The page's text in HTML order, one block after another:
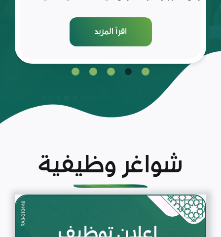
اقرأ المزيد
شواغر وظيفية